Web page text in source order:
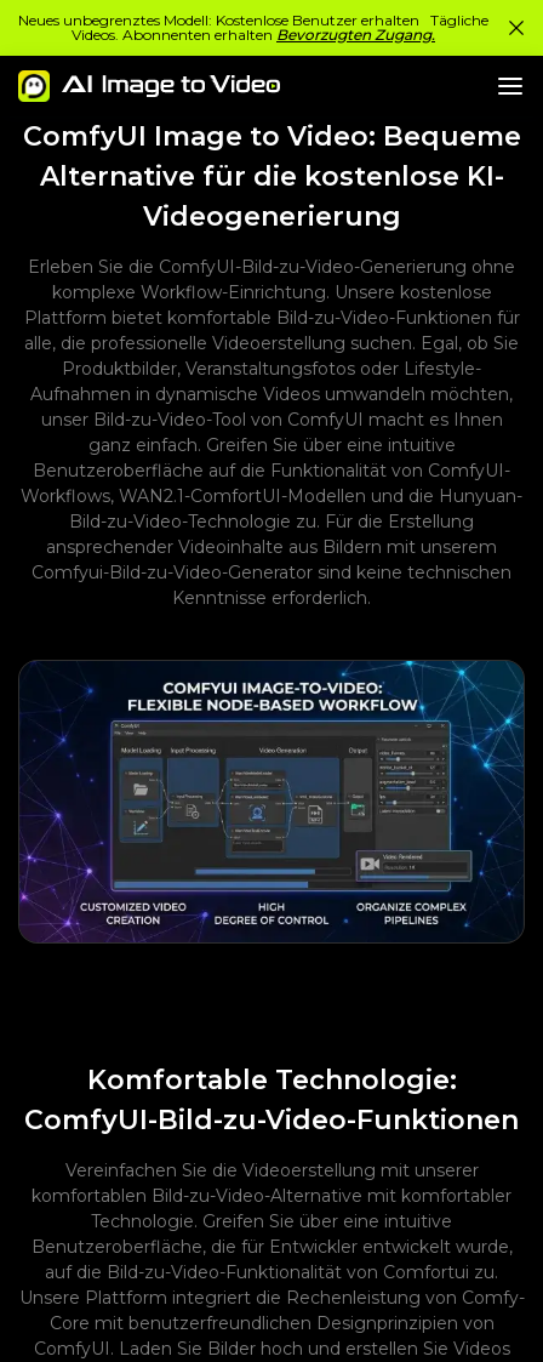
Neues unbegrenztes Modell: Kostenlose Benutzer erhalten Tägliche
Videos. Abonnenten erhalten Bevorzugten Zugang.
ComfyUI Image to Video: Bequeme
Alternative für die kostenlose KI-
Videogenerierung
Erleben Sie die ComfyUI-Bild-zu-Video-Generierung ohne
komplexe Workflow-Einrichtung. Unsere kostenlose
Plattform bietet komfortable Bild-zu-Video-Funktionen für
alle, die professionelle Videoerstellung suchen. Egal, ob Sie
Produktbilder, Veranstaltungsfotos oder Lifestyle-
Aufnahmen in dynamische Videos umwandeln möchten,
unser Bild-zu-Video-Tool von ComfyUI macht es Ihnen
ganz einfach. Greifen Sie über eine intuitive
Benutzeroberfläche auf die Funktionalität von ComfyUI-
Workflows, WAN2.1-ComfortUI-Modellen und die Hunyuan-
Bild-zu-Video-Technologie zu. Für die Erstellung
ansprechender Videoinhalte aus Bildern mit unserem
Comfyui-Bild-zu-Video-Generator sind keine technischen
Kenntnisse erforderlich.
Komfortable Technologie:
ComfyUI-Bild-zu-Video-Funktionen
Vereinfachen Sie die Videoerstellung mit unserer
komfortablen Bild-zu-Video-Alternative mit komfortabler
Technologie. Greifen Sie über eine intuitive
Benutzeroberfläche, die für Entwickler entwickelt wurde,
auf die Bild-zu-Video-Funktionalität von Comfortui zu.
Unsere Plattform integriert die Rechenleistung von Comfy-
Core mit benutzerfreundlichen Designprinzipien von
ComfyUI. Laden Sie Bilder hoch und erstellen Sie Videos